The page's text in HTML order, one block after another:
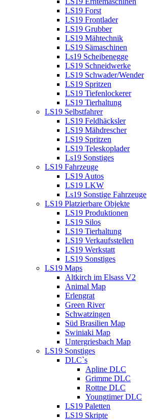
LS19 Forst
LS19 Frontlader
LS19 Grubber
LS19 Mähtechnik
LS19 Sämaschinen
Ls19 Scheibenegge
LS19 Schneidwerke
LS19 Schwader/Wender
LS19 Spritzen
LS19 Tiefenlockerer
LS19 Tierhaltung
LS19 Selbstfahrer
LS19 Feldhäcksler
LS19 Mähdrescher
LS19 Spritzen
LS19 Teleskoplader
Ls19 Sonstiges
LS19 Fahrzeuge
LS19 Autos
LS19 LKW
Ls19 Sonstige Fahrzeuge
LS19 Platzierbare Objekte
LS19 Produktionen
LS19 Silos
LS19 Tierhaltung
LS19 Verkaufsstellen
LS19 Werkstatt
LS19 Sonstiges
LS19 Maps
Altkirch im Elsass V2
Animal Map
Erlengrat
Green River
Schwatzingen
Süd Brasilien Map
Swiniaki Map
Untergriesbach Map
LS19 Sonstiges
DLC`s
Apline DLC
Grimme DLC
Rottne DLC
Youngtimer DLC
LS19 Paletten
LS19 Skripte